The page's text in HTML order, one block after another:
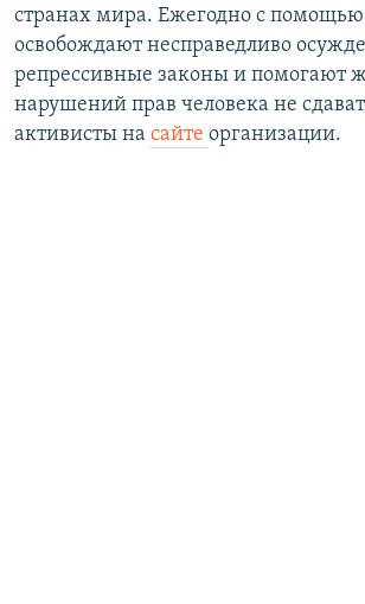
странах мира. Ежегодно с
освобождают несправедливо
репрессивные законы и помогают
нарушений прав человека не
активисты на сайте организации.